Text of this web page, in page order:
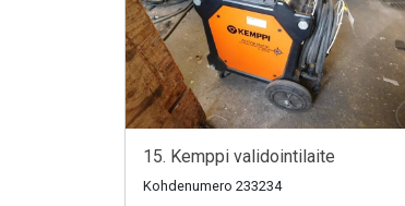
15. Kemppi validointilaite
Kohdenumero 233234